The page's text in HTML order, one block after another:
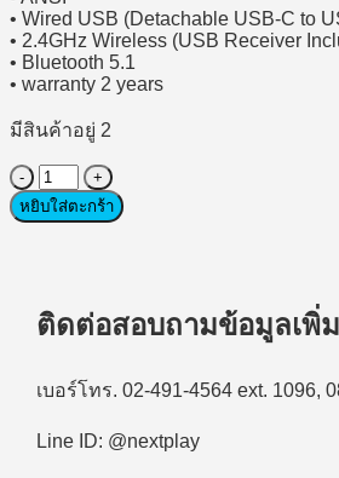
• Wired USB (Detachable USB-C to
• 2.4GHz Wireless (USB Receiver
• Bluetooth 5.1
• warranty 2 years
มีสินค้าอยู่ 2
จำนวน
(คีย์บอร์ด
Gaming
Keyboard
ALIENWARE
AW920K
Dark
หยิบใส่ตะกร้า
ติดต่อสอบถามข้อมูลเพิ่
เบอร์โทร. 02-491-4564 ext. 1096,
Line ID: @nextplay